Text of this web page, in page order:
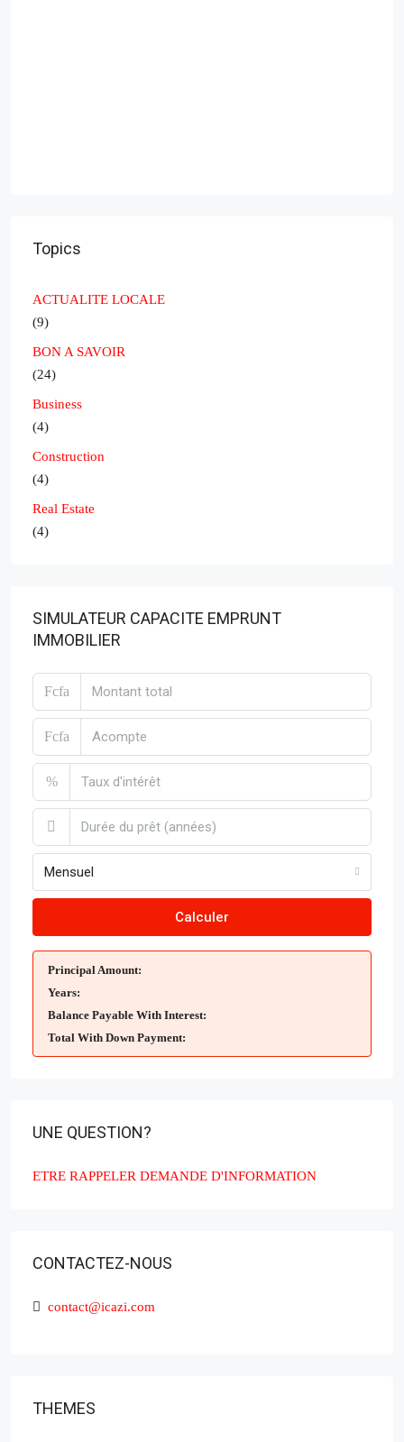
Topics
ACTUALITE LOCALE
(9)
BON A SAVOIR
(24)
Business
(4)
Construction
(4)
Real Estate
(4)
SIMULATEUR CAPACITE EMPRUNT
IMMOBILIER
Fcfa
Fcfa
%
Mensuel
Calculer
Principal Amount:
Years:
Balance Payable With Interest:
Total With Down Payment:
UNE QUESTION?
ETRE RAPPELER DEMANDE D'INFORMATION
CONTACTEZ-NOUS
contact@icazi.com
THEMES